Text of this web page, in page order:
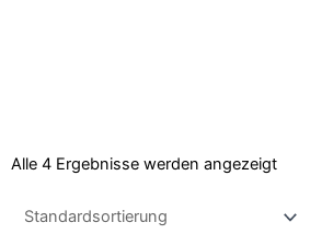
Alle 4 Ergebnisse werden angezeigt